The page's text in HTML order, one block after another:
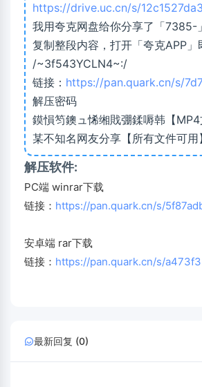
https://drive.uc.cn/s/
我用夸克网盘给你分享了「7385-
复制整段内容，打开「夸克APP」
/~3f543YCLN4~:/
链接： https://pan.quark.cn/s/
解压密码
鏌愪笉鐭ュ悕缃戝弸鍒嗕韩【MP4
某不知名网友分享【所有文件可用】
解压软件:
PC端 winrar下载
链接： https://pan.quark.cn/s/
安卓端 rar下载
链接： https://pan.quark.cn/s/
最新回复 (0)